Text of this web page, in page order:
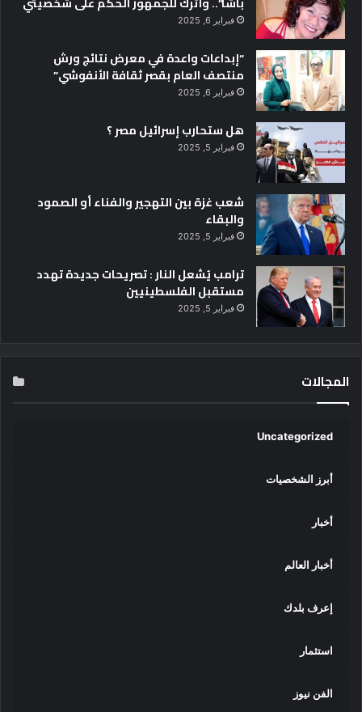
فبراير 6, 2025
“إبداعات واعدة في معرض نتائج ورش
منتصف العام بقصر ثقافة الأنفوشي”
فبراير 6, 2025
هل ستحارب إسرائيل مصر ؟
فبراير 5, 2025
شعب غزة بين التهجير والفناء أو الصمود
والبقاء
فبراير 5, 2025
ترامب يُشعل النار : تصريحات جديدة تهدد
مستقبل الفلسطينيين
فبراير 5, 2025
المجالات
Uncategorized
أبرز الشخصيات
أخبار
أخبار العالم
إعرف بلدك
استثمار
الفن نيوز